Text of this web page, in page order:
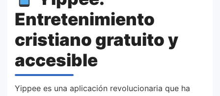
Entretenimiento
cristiano gratuito y
accesible
Yippee es una aplicación revolucionaria que ha